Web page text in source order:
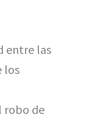
entre las
los
robo de